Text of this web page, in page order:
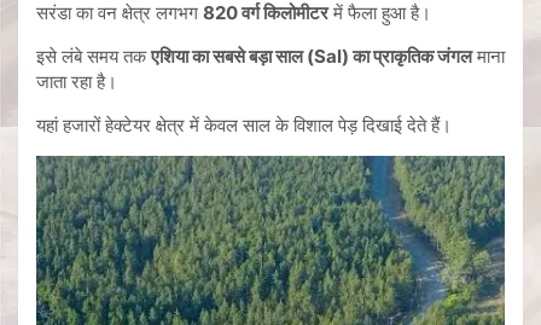
सरंडा का वन क्षेत्र लगभग 820 वर्ग किलोमीटरमें फैला हुआ है।
इसे लंबे समय तकएशिया का सबसे बड़ा साल (Sal) का प्राकृतिक जंगलमाना
जाता रहा है।
यहां हजारों हेक्टेयर क्षेत्र में केवल साल के विशाल पेड़ दिखाई देते हैं।